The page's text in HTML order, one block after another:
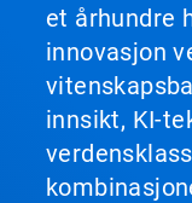
et århundre
innovasjon
innsikt, KI-